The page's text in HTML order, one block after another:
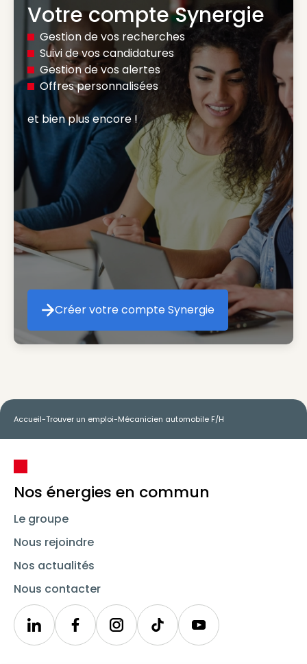
Votre compte Synergie
Gestion de vos recherches
Suivi de vos candidatures
Gestion de vos alertes
Offres personnalisées
et bien plus encore !
Créer votre compte Synergie
Créer votre compte Synergie
Accueil-Trouver un emploi-Mécanicien automobile F/H
Nos énergies en commun
Le groupe
Nous rejoindre
Nos actualités
Nous contacter
LinkedinSynergieInstagramTikTok Youtube